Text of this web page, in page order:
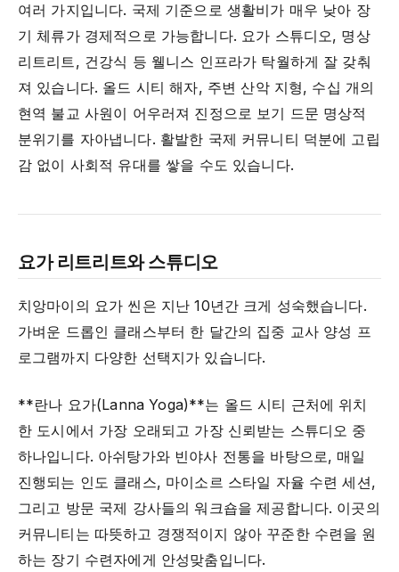
여러 가지입니다. 국제 기준으로 생활비가 매우 낮아 장
기 체류가 경제적으로 가능합니다. 요가 스튜디오, 명상
리트리트, 건강식 등 웰니스 인프라가 탁월하게 잘 갖춰
져 있습니다. 올드 시티 해자, 주변 산악 지형, 수십 개의
현역 불교 사원이 어우러져 진정으로 보기 드문 명상적
분위기를 자아냅니다. 활발한 국제 커뮤니티 덕분에 고립
감 없이 사회적 유대를 쌓을 수도 있습니다.
요가 리트리트와 스튜디오
치앙마이의 요가 씬은 지난 10년간 크게 성숙했습니다.
가벼운 드롭인 클래스부터 한 달간의 집중 교사 양성 프
로그램까지 다양한 선택지가 있습니다.
**란나 요가(Lanna Yoga)**는 올드 시티 근처에 위치
한 도시에서 가장 오래되고 가장 신뢰받는 스튜디오 중
하나입니다. 아쉬탕가와 빈야사 전통을 바탕으로, 매일
진행되는 인도 클래스, 마이소르 스타일 자율 수련 세션,
그리고 방문 국제 강사들의 워크숍을 제공합니다. 이곳의
커뮤니티는 따뜻하고 경쟁적이지 않아 꾸준한 수련을 원
하는 장기 수련자에게 안성맞춤입니다.